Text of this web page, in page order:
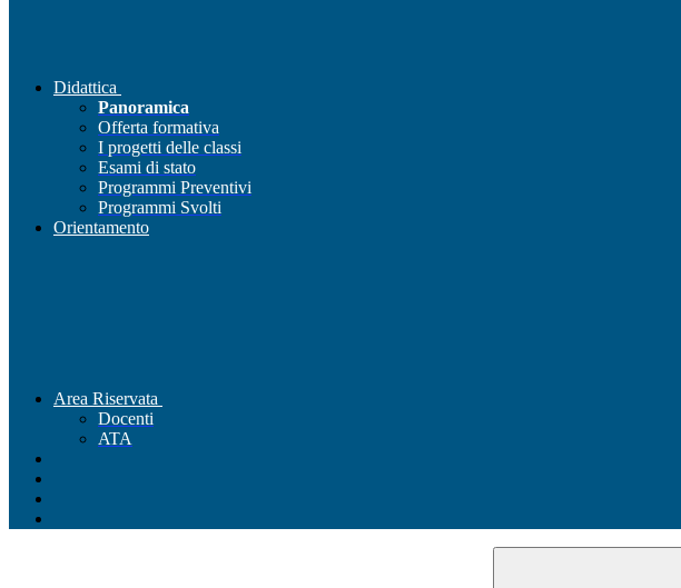
Didattica
Panoramica
Offerta formativa
I progetti delle classi
Esami di stato
Programmi Preventivi
Programmi Svolti
Orientamento
Area Riservata
Docenti
ATA